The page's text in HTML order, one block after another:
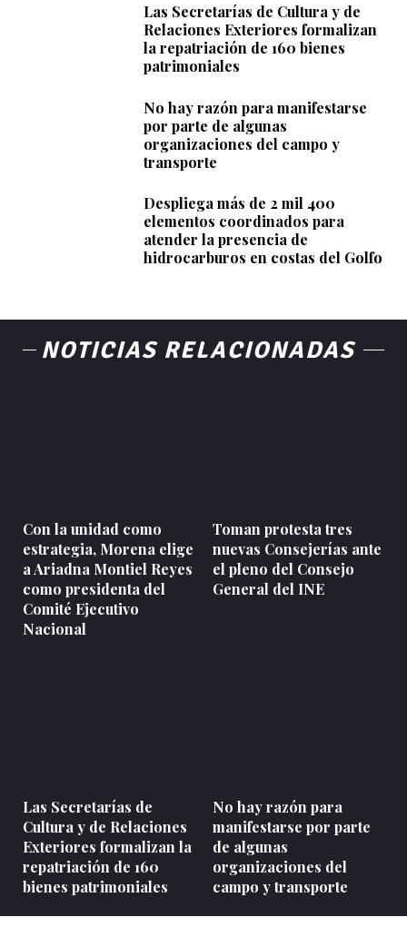
Las Secretarías de Cultura y de
Relaciones Exteriores formalizan
la repatriación de 160 bienes
patrimoniales
No hay razón para manifestarse
por parte de algunas
organizaciones del campo y
transporte
Despliega más de 2 mil 400
elementos coordinados para
atender la presencia de
hidrocarburos en costas del Golfo
NOTICIAS RELACIONADAS
Con la unidad como
estrategia, Morena elige
a Ariadna Montiel Reyes
como presidenta del
Comité Ejecutivo
Nacional
Toman protesta tres
nuevas Consejerías ante
el pleno del Consejo
General del INE
Las Secretarías de
Cultura y de Relaciones
Exteriores formalizan la
repatriación de 160
bienes patrimoniales
No hay razón para
manifestarse por parte
de algunas
organizaciones del
campo y transporte